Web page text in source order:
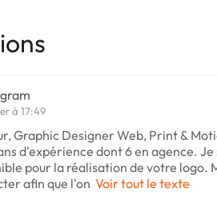
à 17:49
Graphic Designer Web, Print &
d'expérience dont 6 en agence. Je
pour la réalisation de votre logo.
afin que l'on Voir tout le texte